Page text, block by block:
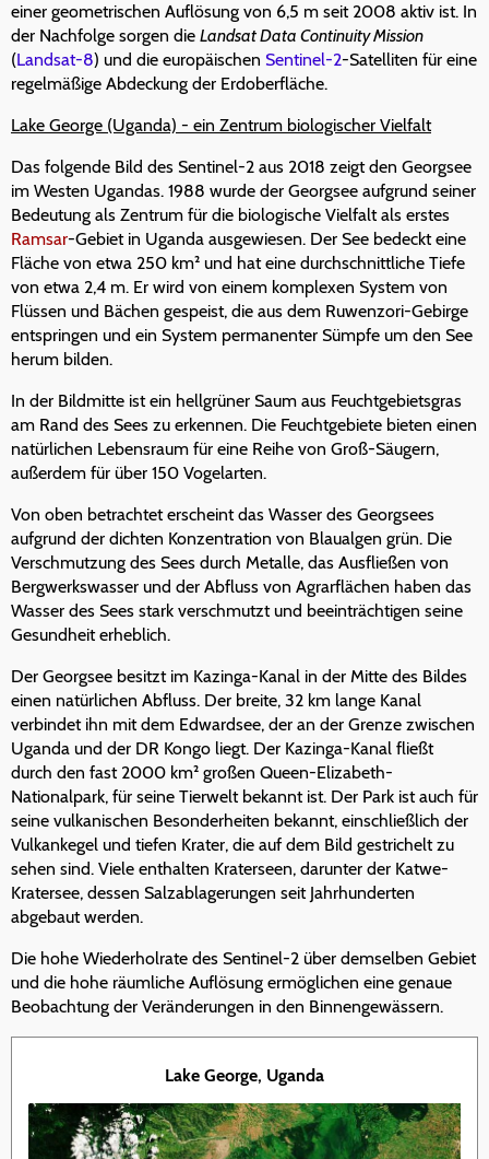
einer geometrischen Auflösung von 6,5 m seit 2008 aktiv ist. In
der Nachfolge sorgen die Landsat Data Continuity Mission
(Landsat-8) und die europäischen Sentinel-2-Satelliten für eine
regelmäßige Abdeckung der Erdoberfläche.
Lake George (Uganda) - ein Zentrum biologischer Vielfalt
Das folgende Bild des Sentinel-2 aus 2018 zeigt den Georgsee
im Westen Ugandas. 1988 wurde der Georgsee aufgrund seiner
Bedeutung als Zentrum für die biologische Vielfalt als erstes
Ramsar-Gebiet in Uganda ausgewiesen. Der See bedeckt eine
Fläche von etwa 250 km² und hat eine durchschnittliche Tiefe
von etwa 2,4 m. Er wird von einem komplexen System von
Flüssen und Bächen gespeist, die aus dem Ruwenzori-Gebirge
entspringen und ein System permanenter Sümpfe um den See
herum bilden.
In der Bildmitte ist ein hellgrüner Saum aus Feuchtgebietsgras
am Rand des Sees zu erkennen. Die Feuchtgebiete bieten einen
natürlichen Lebensraum für eine Reihe von Groß-Säugern,
außerdem für über 150 Vogelarten.
Von oben betrachtet erscheint das Wasser des Georgsees
aufgrund der dichten Konzentration von Blaualgen grün. Die
Verschmutzung des Sees durch Metalle, das Ausfließen von
Bergwerkswasser und der Abfluss von Agrarflächen haben das
Wasser des Sees stark verschmutzt und beeinträchtigen seine
Gesundheit erheblich.
Der Georgsee besitzt im Kazinga-Kanal in der Mitte des Bildes
einen natürlichen Abfluss. Der breite, 32 km lange Kanal
verbindet ihn mit dem Edwardsee, der an der Grenze zwischen
Uganda und der DR Kongo liegt. Der Kazinga-Kanal fließt
durch den fast 2000 km² großen Queen-Elizabeth-
Nationalpark, für seine Tierwelt bekannt ist. Der Park ist auch für
seine vulkanischen Besonderheiten bekannt, einschließlich der
Vulkankegel und tiefen Krater, die auf dem Bild gestrichelt zu
sehen sind. Viele enthalten Kraterseen, darunter der Katwe-
Kratersee, dessen Salzablagerungen seit Jahrhunderten
abgebaut werden.
Die hohe Wiederholrate des Sentinel-2 über demselben Gebiet
und die hohe räumliche Auflösung ermöglichen eine genaue
Beobachtung der Veränderungen in den Binnengewässern.
Lake George, Uganda